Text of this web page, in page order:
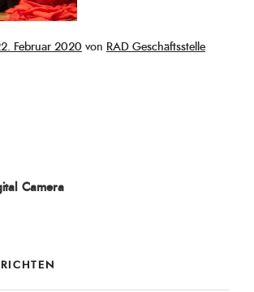
Februar 2020 von RAD Geschäftsstelle
Camera